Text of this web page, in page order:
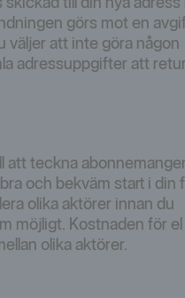
görs mot en
väljer att inte göra någon
adressuppgifter att
att teckna
och bekväm start i din
olika aktörer innan du
möjligt. Kostnaden för
olika aktörer.